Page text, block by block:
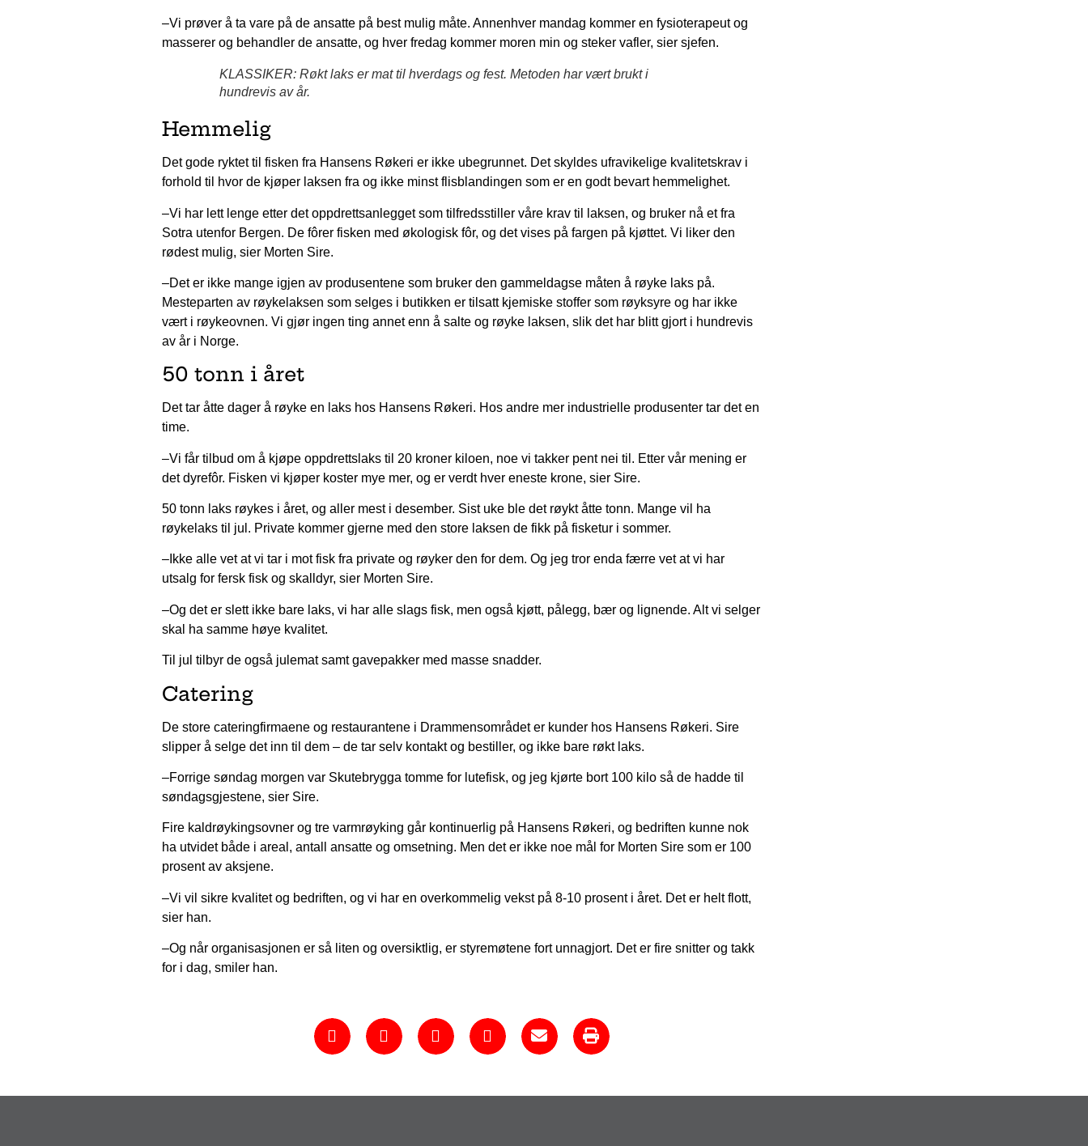
–Vi prøver å ta vare på de ansatte på best mulig måte. Annenhver mandag kommer en fysioterapeut og
masserer og behandler de ansatte, og hver fredag kommer moren min og steker vafler, sier sjefen.
KLASSIKER: Røkt laks er mat til hverdags og fest. Metoden har vært brukt i
hundrevis av år.
Hemmelig
Det gode ryktet til fisken fra Hansens Røkeri er ikke ubegrunnet. Det skyldes ufravikelige kvalitetskrav i
forhold til hvor de kjøper laksen fra og ikke minst flisblandingen som er en godt bevart hemmelighet.
–Vi har lett lenge etter det oppdrettsanlegget som tilfredsstiller våre krav til laksen, og bruker nå et fra
Sotra utenfor Bergen. De fôrer fisken med økologisk fôr, og det vises på fargen på kjøttet. Vi liker den
rødest mulig, sier Morten Sire.
–Det er ikke mange igjen av produsentene som bruker den gammeldagse måten å røyke laks på.
Mesteparten av røykelaksen som selges i butikken er tilsatt kjemiske stoffer som røyksyre og har ikke
vært i røykeovnen. Vi gjør ingen ting annet enn å salte og røyke laksen, slik det har blitt gjort i hundrevis
av år i Norge.
50 tonn i året
Det tar åtte dager å røyke en laks hos Hansens Røkeri. Hos andre mer industrielle produsenter tar det en
time.
–Vi får tilbud om å kjøpe oppdrettslaks til 20 kroner kiloen, noe vi takker pent nei til. Etter vår mening er
det dyrefôr. Fisken vi kjøper koster mye mer, og er verdt hver eneste krone, sier Sire.
50 tonn laks røykes i året, og aller mest i desember. Sist uke ble det røykt åtte tonn. Mange vil ha
røykelaks til jul. Private kommer gjerne med den store laksen de fikk på fisketur i sommer.
–Ikke alle vet at vi tar i mot fisk fra private og røyker den for dem. Og jeg tror enda færre vet at vi har
utsalg for fersk fisk og skalldyr, sier Morten Sire.
–Og det er slett ikke bare laks, vi har alle slags fisk, men også kjøtt, pålegg, bær og lignende. Alt vi selger
skal ha samme høye kvalitet.
Til jul tilbyr de også julemat samt gavepakker med masse snadder.
Catering
De store cateringfirmaene og restaurantene i Drammensområdet er kunder hos Hansens Røkeri. Sire
slipper å selge det inn til dem – de tar selv kontakt og bestiller, og ikke bare røkt laks.
–Forrige søndag morgen var Skutebrygga tomme for lutefisk, og jeg kjørte bort 100 kilo så de hadde til
søndagsgjestene, sier Sire.
Fire kaldrøykingsovner og tre varmrøyking går kontinuerlig på Hansens Røkeri, og bedriften kunne nok
ha utvidet både i areal, antall ansatte og omsetning. Men det er ikke noe mål for Morten Sire som er 100
prosent av aksjene.
–Vi vil sikre kvalitet og bedriften, og vi har en overkommelig vekst på 8-10 prosent i året. Det er helt flott,
sier han.
–Og når organisasjonen er så liten og oversiktlig, er styremøtene fort unnagjort. Det er fire snitter og takk
for i dag, smiler han.